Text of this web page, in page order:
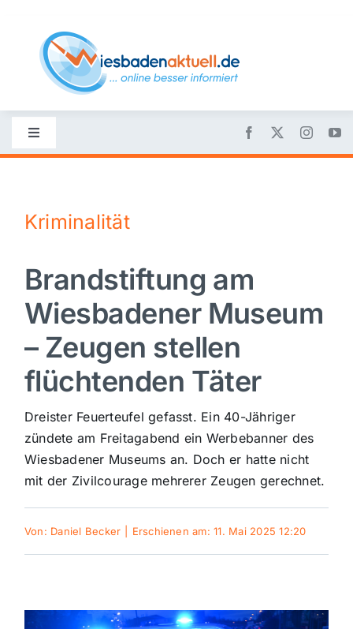
content
Toggle
Navigation
Nachrichten
Politik
Wirtschaft
Sport
Kultur
Panorama
Mein Stadtteil
Kriminalität
Brandstiftung am
Wiesbadener Museum
– Zeugen stellen
flüchtenden Täter
Dreister Feuerteufel gefasst. Ein 40-Jähriger
zündete am Freitagabend ein Werbebanner des
Wiesbadener Museums an. Doch er hatte nicht
mit der Zivilcourage mehrerer Zeugen gerechnet.
Von: Daniel Becker Erschienen am: 11. Mai 2025 12:20